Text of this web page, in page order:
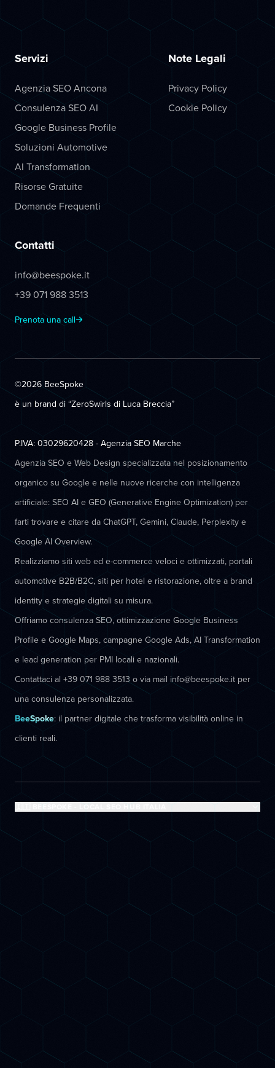
Servizi
Agenzia SEO Ancona
Consulenza SEO AI
Google Business Profile
Soluzioni Automotive
AI Transformation
Risorse Gratuite
Domande Frequenti
Note Legali
Privacy Policy
Cookie Policy
Contatti
info@beespoke.it
+39 071 988 3513
Prenota una call
©2026 BeeSpoke
è un brand di “ZeroSwirls di Luca Breccia”
P.IVA: 03029620428 - Agenzia SEO Marche
Agenzia SEO e Web Design specializzata nel posizionamento
organico su Google e nelle nuove ricerche con intelligenza
artificiale: SEO AI e GEO (Generative Engine Optimization) per
farti trovare e citare da ChatGPT, Gemini, Claude, Perplexity e
Google AI Overview.
Realizziamo siti web ed e-commerce veloci e ottimizzati, portali
automotive B2B/B2C, siti per hotel e ristorazione, oltre a brand
identity e strategie digitali su misura.
Offriamo consulenza SEO, ottimizzazione Google Business
Profile e Google Maps, campagne Google Ads, AI Transformation
e lead generation per PMI locali e nazionali.
Contattaci al +39 071 988 3513 o via mail info@beespoke.it per
una consulenza personalizzata.
BeeSpoke: il partner digitale che trasforma visibilità online in
clienti reali.
🇮🇹 BEESPOKE - LOCAL SEO HUB ITALIA